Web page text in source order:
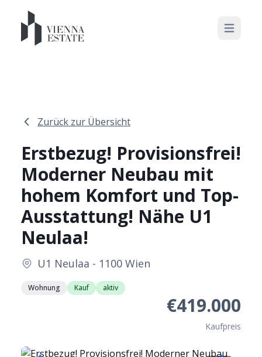
Open
Zurück zur Übersicht
Erstbezug! Provisionsfrei!
Moderner Neubau mit
hohem Komfort und Top-
Ausstattung! Nähe U1
Neulaa!
U1 Neulaa - 1100 Wien
Wohnung Kauf aktiv
€419.000
Kaufpreis